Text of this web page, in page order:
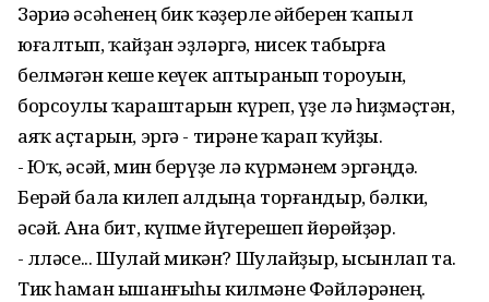
Зәриә әсәһенең бик ҡәҙерле әйберен ҡапыл
юғалтып, ҡайҙан эҙләргә, нисек табырға
белмәгән кеше кеүек аптыранып тороуын,
борсоулы ҡараштарын күреп, үҙе лә һиҙмәҫтән,
аяҡ аҫтарын, эргә - тирәне ҡарап ҡуйҙы.
- Юҡ, әсәй, мин берүҙе лә күрмәнем эргәңдә.
Берәй бала килеп алдыңа торғандыр, бәлки,
әсәй. Ана бит, күпме йүгерешеп йөрөйҙәр.
- Әлләсе... Шулай микән? Шулайҙыр, ысынлап та.
Тик һаман ышанғыһы килмәне Фәйләрәнең.